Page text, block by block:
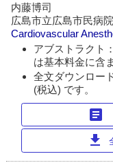
内藤博司
広島市立広島市民病
Cardiovascular
アブストラクト
は基本料金に含
全文ダウンロー
(税込) です。
article
download